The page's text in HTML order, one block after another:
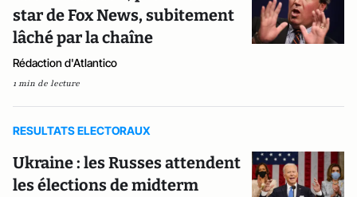
star de Fox News, subitement
lâché par la chaîne
Rédaction d'Atlantico
1 min de lecture
RESULTATS ELECTORAUX
Ukraine : les Russes attendent
les élections de midterm